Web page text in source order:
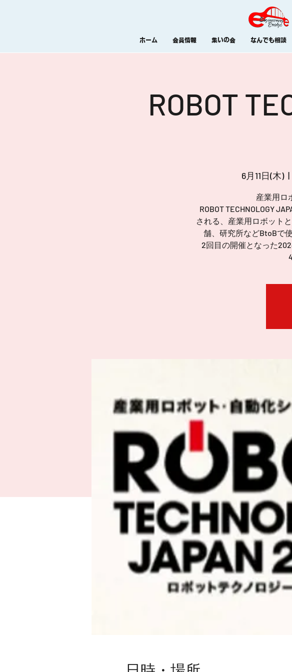
ホーム 会員情報 集いの会 なんでも相談
ROBOT
6月11日(木)
  |
産業用ロ
ROBOT TECHNOLOGY
される、産業用ロボット
舗、研究所などBtoBで
2回目の開催となった